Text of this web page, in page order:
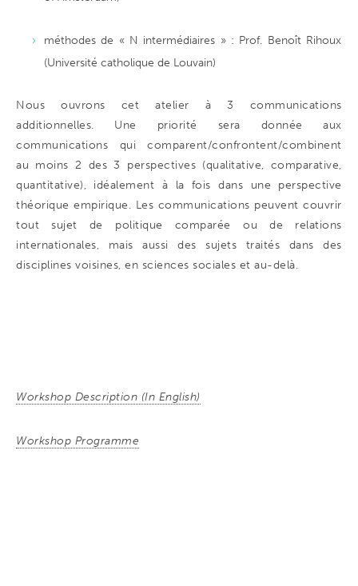
méthodes de « N intermédiaires » : Prof. Benoît Rihoux
(Université catholique de Louvain)
Nous ouvrons cet atelier à 3 communications
additionnelles. Une priorité sera donnée aux
communications qui comparent/confrontent/combinent
au moins 2 des 3 perspectives (qualitative, comparative,
quantitative), idéalement à la fois dans une perspective
théorique empirique. Les communications peuvent couvrir
tout sujet de politique comparée ou de relations
internationales, mais aussi des sujets traités dans des
disciplines voisines, en sciences sociales et au-delà.
Workshop Description (In English)
Workshop Programme